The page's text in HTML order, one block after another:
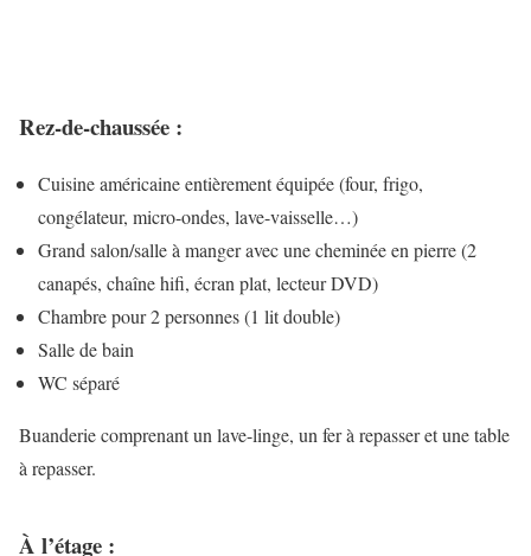
Rez-de-chaussée :
Cuisine américaine entièrement équipée (four, frigo,
congélateur, micro-ondes, lave-vaisselle…)
Grand salon/salle à manger avec une cheminée en pierre (2
canapés, chaîne hifi, écran plat, lecteur DVD)
Chambre pour 2 personnes (1 lit double)
Salle de bain
WC séparé
Buanderie comprenant un lave-linge, un fer à repasser et une table
à repasser.
À l’étage :